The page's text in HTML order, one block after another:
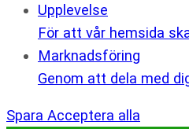
Upplevelse
För att vår hemsida
Marknadsföring
Genom att dela med
Spara Acceptera alla